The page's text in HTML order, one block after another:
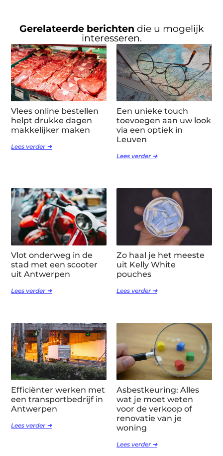
Gerelateerde berichten die u mogelijk
interesseren.
Vlees online bestellen
helpt drukke dagen
makkelijker maken
Lees verder ➜
Een unieke touch
toevoegen aan uw look
via een optiek in
Leuven
Lees verder ➜
Vlot onderweg in de
stad met een scooter
uit Antwerpen
Lees verder ➜
Zo haal je het meeste
uit Kelly White
pouches
Lees verder ➜
Efficiënter werken met
een transportbedrijf in
Antwerpen
Lees verder ➜
Asbestkeuring: Alles
wat je moet weten
voor de verkoop of
renovatie van je
woning
Lees verder ➜